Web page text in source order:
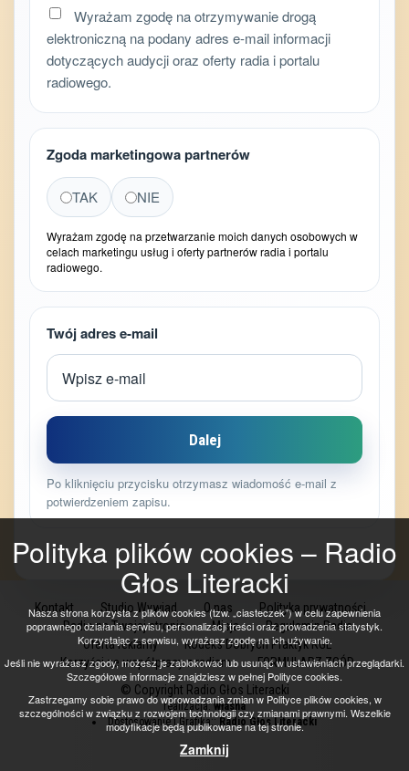
Wyrażam zgodę na otrzymywanie drogą
elektroniczną na podany adres e-mail informacji
dotyczących audycji oraz oferty radia i portalu
radiowego.
Zgoda marketingowa partnerów
TAK NIE
Wyrażam zgodę na przetwarzanie moich danych osobowych w
celach marketingu usług i oferty partnerów radia i portalu
radiowego.
Twój adres e-mail
Dalej
Po kliknięciu przycisku otrzymasz wiadomość e-mail z
potwierdzeniem zapisu.
Kontakt Studio Wywiad O nas
Polityka prywatności
Radio na Twojej stronie
Misja
Regulamin Radia
Oferta reklamy
Kodeks Dobrych Praktyk RGL
Korzyści ze współpracy z radiem
FORMULARZ ZGÓD
© Copyright Radio Głos Literacki
realizacja:własna
Dostosowanie i Grafika:: Radio Głos Literacki
Polityka plików cookies – Radio
Głos Literacki
Nasza strona korzysta z plików cookies (tzw. „ciasteczek”) w celu zapewnienia
poprawnego działania serwisu, personalizacji treści oraz prowadzenia statystyk.
Korzystając z serwisu, wyrażasz zgodę na ich używanie.
Jeśli nie wyrażasz zgody, możesz je zablokować lub usunąć w ustawieniach przeglądarki.
Szczegółowe informacje znajdziesz w pełnej Polityce cookies.
Zastrzegamy sobie prawo do wprowadzania zmian w Polityce plików cookies, w
szczególności w związku z rozwojem technologii czy zmianami prawnymi. Wszelkie
modyfikacje będą publikowane na tej stronie.
Zamknij